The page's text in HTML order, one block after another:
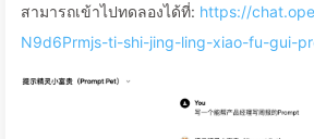
สามารถเข้าไปทดลองได้ที่: https://
N9d6Prmjs-ti-shi-jing-ling-xiao-fu-gui-